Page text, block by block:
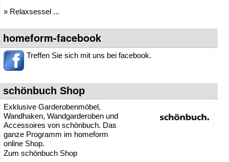
» Cafehausmöbel
» Couchtische
» Drehsessel
» Esstische
» Fernsehsessel
» Gästebetten
» Garderoben
» Heizkörper und Radiatoren
» Kindermöbel
» Kindertische
» Klappstühle
» Kleinmöbel
» Kommoden / Konsolen
» Konferenztische
» Relaxsessel ...
homeform-facebook
Treffen Sie sich mit uns bei facebook.
schönbuch Shop
Exklusive Garderobenmöbel,
Wandhaken, Wandgarderoben und
Accessoires von schönbuch. Das
ganze Programm im homeform
online Shop.
Zum schönbuch Shop